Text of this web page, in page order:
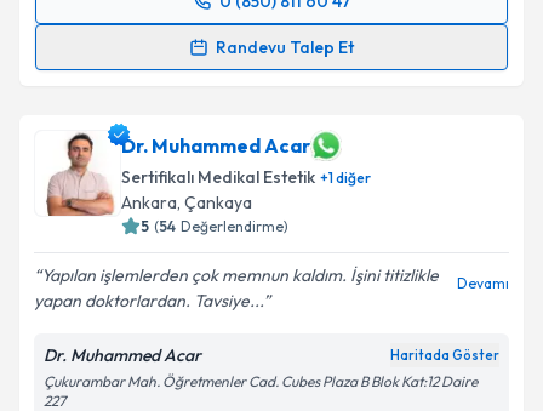
Takvim Talebini Gönder
Randevu Talep Et
Randevu Takvimi Talebi
takvim hazırlandığında e-posta ile bilgilendireceğiz.
E-posta Adresiniz
Kişisel verilerimin işlenmesine ilişkin
kapsamda işlenmesini kabul ediyorum.
Dr. Muhammed Acar
Sertifikalı Medikal Estetik +1diğer
Ankara, Çankaya
5 (54 Değerlendirme)
Yapılan işlemlerden çok memnun kaldım. İşini titizlikle
yapan doktorlardan. Tavsiye...
Devamı
Dr. Muhammed Acar Haritada Göster
Çukurambar Mah. Öğretmenler Cad. Cubes Plaza B Blok Kat:12 Daire
227